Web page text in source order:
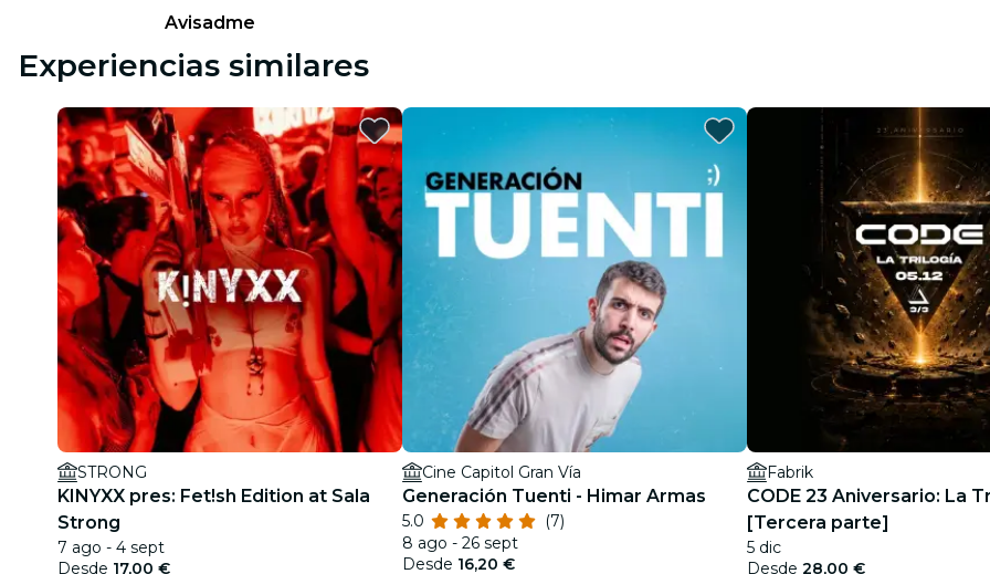
restaurantes
Avisadme
Experiencias similares
STRONG
KINYXX pres: Fet!sh Edition at Sala
Strong
7 ago - 4 sept
Desde 17,00 €
Cine Capitol Gran Vía
Generación Tuenti - Himar Armas
5.0
(7)
8 ago - 26 sept
Desde 16,20 €
Fabrik
CODE 23 Aniversario: La
[Tercera parte]
5 dic
Desde 28,00 €